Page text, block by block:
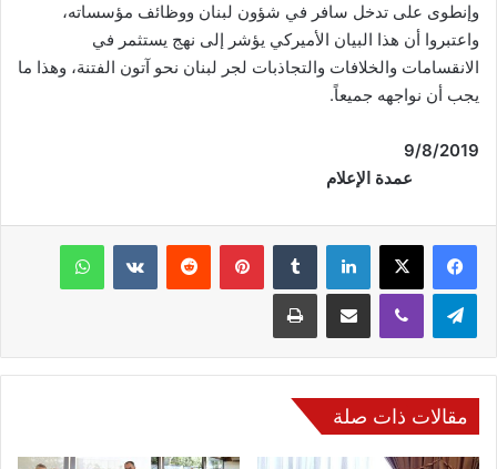
وإنطوى على تدخل سافر في شؤون لبنان ووظائف مؤسساته،
واعتبروا أن هذا البيان الأميركي يؤشر إلى نهج يستثمر في
الانقسامات والخلافات والتجاذبات لجر لبنان نحو آتون الفتنة، وهذا ما
يجب أن نواجهه جميعاً.
9/8
عمدة الإعلام
فيسبوك لينكدإن بينتيريست
مقالات ذات صلة